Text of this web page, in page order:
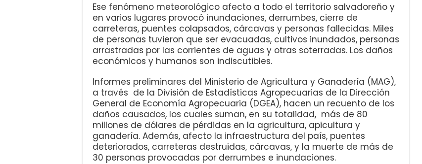
Ese fenómeno meteorológico afecto a todo el territorio salvadoreño y
en varios lugares provocó inundaciones, derrumbes, cierre de
carreteras, puentes colapsados, cárcavas y personas fallecidas. Miles
de personas tuvieron que ser evacuadas, cultivos inundados, personas
arrastradas por las corrientes de aguas y otras soterradas. Los daños
económicos y humanos son indiscutibles.
Informes preliminares del Ministerio de Agricultura y Ganadería (MAG),
a través de la División de Estadísticas Agropecuarias de la Dirección
General de Economía Agropecuaria (DGEA), hacen un recuento de los
daños causados, los cuales suman, en su totalidad, más de 80
millones de dólares de pérdidas en la agricultura, apicultura y
ganadería. Además, afecto la infraestructura del país, puentes
deteriorados, carreteras destruidas, cárcavas, y la muerte de más de
30 personas provocadas por derrumbes e inundaciones.